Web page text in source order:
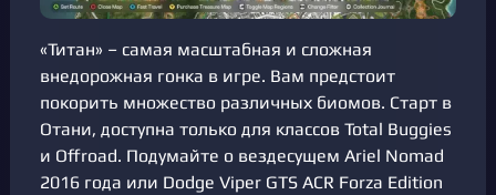
«Титан» – самая масштабная и сложная
внедорожная гонка в игре. Вам предстоит
покорить множество различных биомов. Старт в
Отани, доступна только для классов Total Buggies
и Offroad. Подумайте о вездесущем Ariel Nomad
2016 года или Dodge Viper GTS ACR Forza Edition